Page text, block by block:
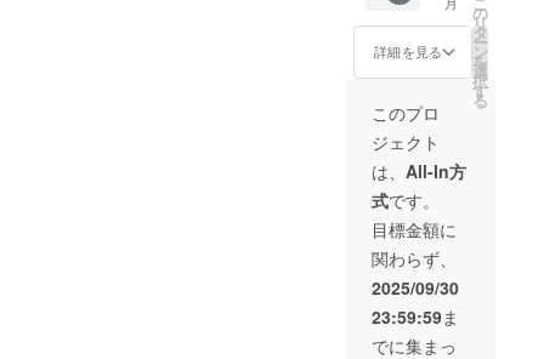
提供し
ます。
現金へ
ませ
ん。お
つりは
でませ
ん。有
効期
限：チ
ケット
が届い
た日〜
2026年
10月末
日まで
礼メー
ルをお
送りし
ます。
※他の
「応援
プラ
ン」と
内容は
同様と
なりま
す。
詳細を見る
の
リ
タ
ー
ン
を
選
択
す
る
このプロ
ジェクト
は、 All-In方
式です。
目標金額に
関わらず、
2025/09/30
23:59:59ま
でに集まっ